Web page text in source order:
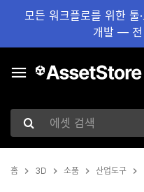
모든 워크플로를 위한 툴
개발 — 전
에셋 검색
홈 3D 소품 산업도구